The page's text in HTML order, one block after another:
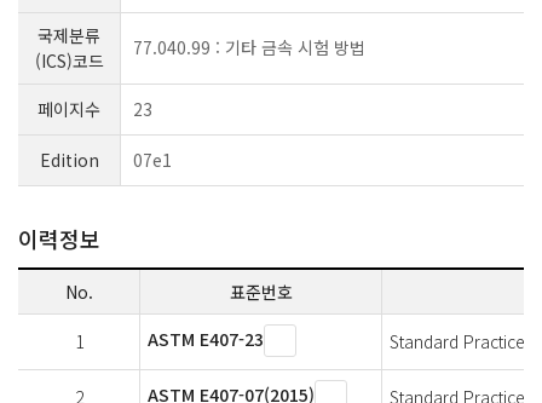
국제분류
(ICS)코드
77.040.99 : 기타 금속 시험 방법
페이지수 23
Edition 07e1
이력정보
No. 표준번호
1 ASTM E407-23 Standard Practice
2 ASTM E407-07(2015) Standard Practice